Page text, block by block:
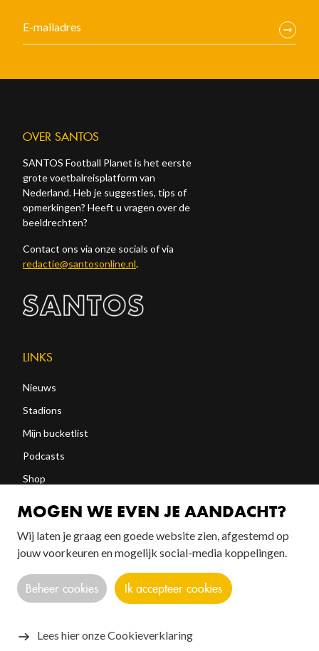
OVER SANTOS
SANTOS Football Planet is het eerste
grote voetbalreisplatform van
Nederland. Heb je suggesties, tips of
opmerkingen? Heeft u vragen over de
beeldrechten?
Contact ons via onze socials of via
redactie@santosonline.nl.
LINKS
Nieuws
Stadions
Mijn bucketlist
Podcasts
Shop
FOLLOW US!
MOGEN WE EVEN JE AANDACHT?
Wij laten je graag een goede website zien, afgestemd op
jouw voorkeuren en mogelijk social-media koppelingen.
Beheer cookies Ik accepteer cookies
Lees hier onze Cookieverklaring